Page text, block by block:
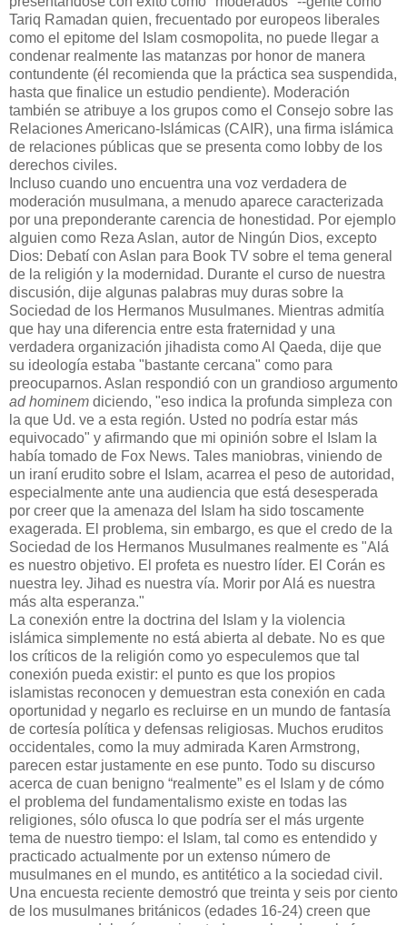
Tariq Ramadan quien, frecuentado por europeos liberales
como el epitome del Islam cosmopolita, no puede llegar a
condenar realmente las matanzas por honor de manera
contundente (él recomienda que la práctica sea suspendida,
hasta que finalice un estudio pendiente). Moderación
también se atribuye a los grupos como el Consejo sobre las
Relaciones Americano-Islámicas (CAIR), una firma islámica
de relaciones públicas que se presenta como lobby de los
derechos civiles.
Incluso cuando uno encuentra una voz verdadera de
moderación musulmana, a menudo aparece caracterizada
por una preponderante carencia de honestidad. Por ejemplo
alguien como Reza Aslan, autor de Ningún Dios, excepto
Dios: Debatí con Aslan para Book TV sobre el tema general
de la religión y la modernidad. Durante el curso de nuestra
discusión, dije algunas palabras muy duras sobre la
Sociedad de los Hermanos Musulmanes. Mientras admitía
que hay una diferencia entre esta fraternidad y una
verdadera organización jihadista como Al Qaeda, dije que
su ideología estaba "bastante cercana" como para
preocuparnos. Aslan respondió con un grandioso argumento
ad hominem diciendo, "eso indica la profunda simpleza con
la que Ud. ve a esta región. Usted no podría estar más
equivocado" y afirmando que mi opinión sobre el Islam la
había tomado de Fox News. Tales maniobras, viniendo de
un iraní erudito sobre el Islam, acarrea el peso de autoridad,
especialmente ante una audiencia que está desesperada
por creer que la amenaza del Islam ha sido toscamente
exagerada. El problema, sin embargo, es que el credo de la
Sociedad de los Hermanos Musulmanes realmente es "Alá
es nuestro objetivo. El profeta es nuestro líder. El Corán es
nuestra ley. Jihad es nuestra vía. Morir por Alá es nuestra
más alta esperanza."
La conexión entre la doctrina del Islam y la violencia
islámica simplemente no está abierta al debate. No es que
los críticos de la religión como yo especulemos que tal
conexión pueda existir: el punto es que los propios
islamistas reconocen y demuestran esta conexión en cada
oportunidad y negarlo es recluirse en un mundo de fantasía
de cortesía política y defensas religiosas. Muchos eruditos
occidentales, como la muy admirada Karen Armstrong,
parecen estar justamente en ese punto. Todo su discurso
acerca de cuan benigno “realmente” es el Islam y de cómo
el problema del fundamentalismo existe en todas las
religiones, sólo ofusca lo que podría ser el más urgente
tema de nuestro tiempo: el Islam, tal como es entendido y
practicado actualmente por un extenso número de
musulmanes en el mundo, es antitético a la sociedad civil.
Una encuesta reciente demostró que treinta y seis por ciento
de los musulmanes británicos (edades 16-24) creen que